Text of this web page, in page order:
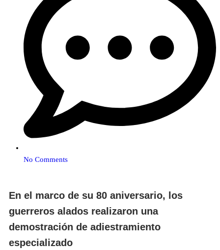
No Comments
En el marco de su 80 aniversario, los
guerreros alados realizaron una
demostración de adiestramiento
especializado